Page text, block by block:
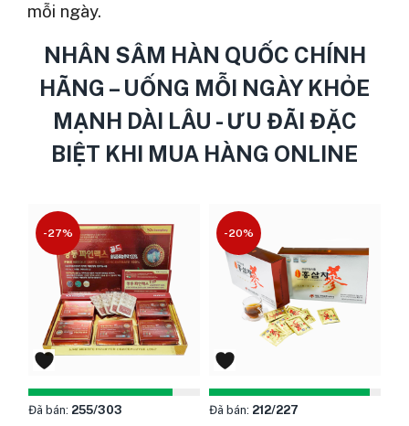
mỗi ngày.
NHÂN SÂM HÀN QUỐC CHÍNH
HÃNG – UỐNG MỖI NGÀY KHỎE
MẠNH DÀI LÂU - ƯU ĐÃI ĐẶC
BIỆT KHI MUA HÀNG ONLINE
-27%
Đã bán: 255/303
-20%
Đã bán: 212/227